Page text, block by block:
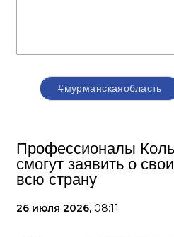
#мурманскаяобласть
Профессионалы
смогут заявить о
всю страну
26 июля 2026, 08:11